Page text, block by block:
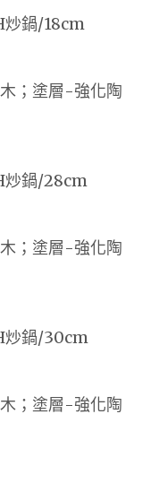
炒鍋/18cm
；塗層-強化陶
炒鍋/28cm
；塗層-強化陶
炒鍋/30cm
；塗層-強化陶